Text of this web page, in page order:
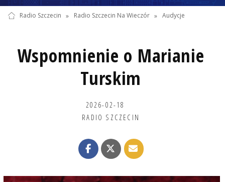
Radio Szczecin » Radio Szczecin Na Wieczór » Audycje
Wspomnienie o Marianie
Turskim
2026-02-18
RADIO SZCZECIN